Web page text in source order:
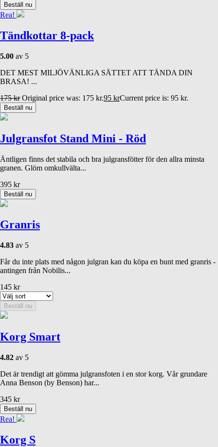
Beställ nu
Rea!
Tändkottar 8-pack
5.00 av 5
DET MEST MILJÖVÄNLIGA SÄTTET ATT TÄNDA DIN
BRASA! ...
175kr Original price was: 175 kr.95 krCurrent price is: 95 kr.
Beställ nu
Julgransfot Stand Mini - Röd
Äntligen finns det stabila och bra julgransfötter för den allra minsta
granen. Glöm omkullvälta...
395 kr
Beställ nu
Granris
4.83 av 5
Får du inte plats med någon julgran kan du köpa en bunt med granris -
antingen från Nobilis...
145 kr
Beställ nu
Korg Smart
4.82 av 5
Det är trendigt att gömma julgransfoten i en stor korg. Vår grundare
Anna Benson (by Benson) har...
345 kr
Beställ nu
Rea!
Korg S